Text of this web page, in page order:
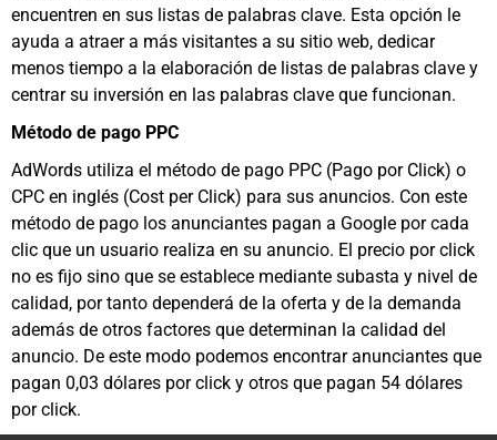
encuentren en sus listas de palabras clave. Esta opción le
ayuda a atraer a más visitantes a su sitio web, dedicar
menos tiempo a la elaboración de listas de palabras clave y
centrar su inversión en las palabras clave que funcionan.
Método de pago PPC
AdWords utiliza el método de pago PPC (Pago por Click) o
CPC en inglés (Cost per Click) para sus anuncios. Con este
método de pago los anunciantes pagan a Google por cada
clic que un usuario realiza en su anuncio. El precio por click
no es fijo sino que se establece mediante subasta y nivel de
calidad, por tanto dependerá de la oferta y de la demanda
además de otros factores que determinan la calidad del
anuncio. De este modo podemos encontrar anunciantes que
pagan 0,03 dólares por click y otros que pagan 54 dólares
por click.